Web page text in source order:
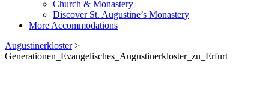
Church & Monastery
Discover St. Augustine’s Monastery
More Accommodations
Augustinerkloster>
Generationen_Evangelisches_Augustinerkloster_zu_Erfurt